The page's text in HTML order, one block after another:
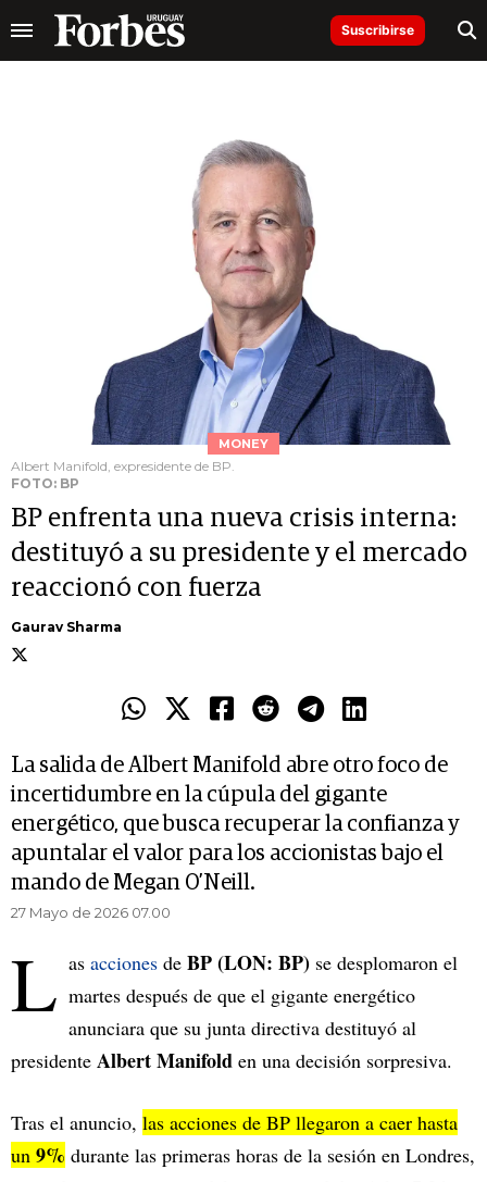
Suscribirse
MONEY
Albert Manifold, expresidente de BP.
FOTO: BP
BP enfrenta una nueva crisis interna:
destituyó a su presidente y el mercado
reaccionó con fuerza
Gaurav Sharma
La salida de Albert Manifold abre otro foco de
incertidumbre en la cúpula del gigante
energético, que busca recuperar la confianza y
apuntalar el valor para los accionistas bajo el
mando de Megan O’Neill.
27 Mayo de 2026 07.00
L as acciones de BP (LON: BP) se desplomaron el
martes después de que el gigante energético
anunciara que su junta directiva destituyó al
presidente Albert Manifold en una decisión sorpresiva.
Tras el anuncio, las acciones de BP llegaron a caer hasta
un 9% durante las primeras horas de la sesión en Londres,